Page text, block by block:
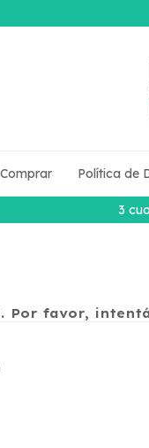
3
Política de
Por favor,